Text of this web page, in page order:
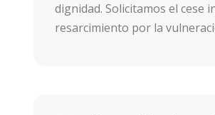
dignidad. Solicitamos el cese
resarcimiento por la